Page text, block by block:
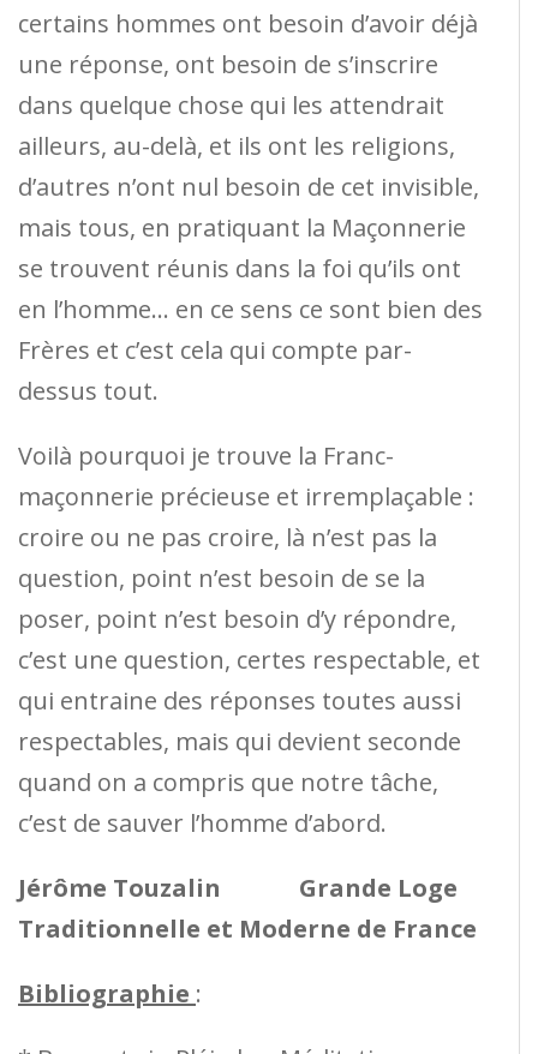
certains hommes ont besoin d’avoir déjà
une réponse, ont besoin de s’inscrire
dans quelque chose qui les attendrait
ailleurs, au-delà, et ils ont les religions,
d’autres n’ont nul besoin de cet invisible,
mais tous, en pratiquant la Maçonnerie
se trouvent réunis dans la foi qu’ils ont
en l’homme… en ce sens ce sont bien des
Frères et c’est cela qui compte par-
dessus tout.
Voilà pourquoi je trouve la Franc-
maçonnerie précieuse et irremplaçable :
croire ou ne pas croire, là n’est pas la
question, point n’est besoin de se la
poser, point n’est besoin d’y répondre,
c’est une question, certes respectable, et
qui entraine des réponses toutes aussi
respectables, mais qui devient seconde
quand on a compris que notre tâche,
c’est de sauver l’homme d’abord.
Jérôme Touzalin Grande Loge
Traditionnelle et Moderne de France
Bibliographie :